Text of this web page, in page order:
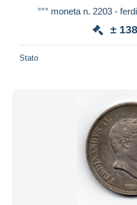
°°° moneta n. 2203 -
±
Stato